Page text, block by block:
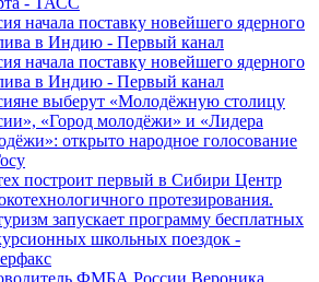
начала поставку новейшего ядерного
в Индию - Первый канал
начала поставку новейшего ядерного
в Индию - Первый канал
выберут «Молодёжную столицу
«Город молодёжи» и «Лидера
открыто народное голосование
построит первый в Сибири Центр
протезирования.
запускает программу бесплатных
школьных поездок -
ФМБА России Вероника